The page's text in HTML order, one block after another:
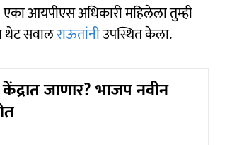
आयपीएस अधिकारी महिलेला तुम्ही
थेट सवालराऊतांनीउपस्थित केला.
जाणार? भाजप नवीन